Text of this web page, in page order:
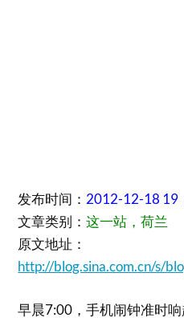
发布时间： 2012-12-18 19
文章类别：这一站，荷兰
原文地址：
http://blog.sina.com.cn/s/
早晨7:00，手机闹钟准时响